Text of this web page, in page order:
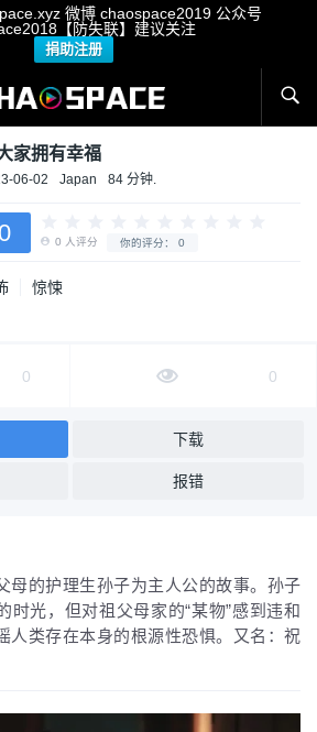
微博 chaospace2019 公众号
【防失联】建议关注
捐助注册
家拥有幸福
06-02 Japan 84 分钟.
0
惊悚
0 0
下载
报错
母的护理生孙子为主人公的故事。孙子
时光，但对祖父母家的“某物”感到违和
人类存在本身的根源性恐惧。又名：祝